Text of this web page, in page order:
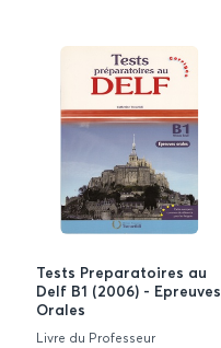
Tests Preparatoires au
Delf B1 (2006) - Epreuves
Orales
Livre du Professeur